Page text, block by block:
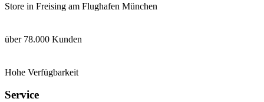
Store in Freising am Flughafen München
über 78.000 Kunden
Hohe Verfügbarkeit
Service